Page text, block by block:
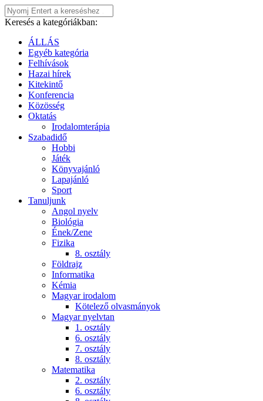
Keresés a kategóriákban:
ÁLLÁS
Egyéb kategória
Felhívások
Hazai hírek
Kitekintő
Konferencia
Közösség
Oktatás
Irodalomterápia
Szabadidő
Hobbi
Játék
Könyvajánló
Lapajánló
Sport
Tanuljunk
Angol nyelv
Biológia
Ének/Zene
Fizika
8. osztály
Földrajz
Informatika
Kémia
Magyar irodalom
Kötelező olvasmányok
Magyar nyelvtan
1. osztály
6. osztály
7. osztály
8. osztály
Matematika
2. osztály
6. osztály